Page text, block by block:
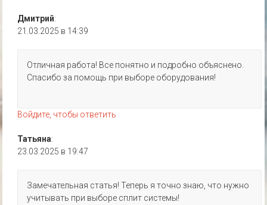
Дмитрий:
21.03.2025 в 14:39
Отличная работа! Все понятно и подробно объяснено.
Спасибо за помощь при выборе оборудования!
Войдите, чтобы ответить
Татьяна:
23.03.2025 в 19:47
Замечательная статья! Теперь я точно знаю, что нужно
учитывать при выборе сплит системы!